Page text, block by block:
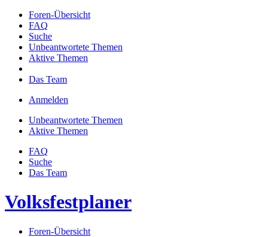
Foren-Übersicht
FAQ
Suche
Unbeantwortete Themen
Aktive Themen
Das Team
Anmelden
Unbeantwortete Themen
Aktive Themen
FAQ
Suche
Das Team
Volksfestplaner
Foren-Übersicht